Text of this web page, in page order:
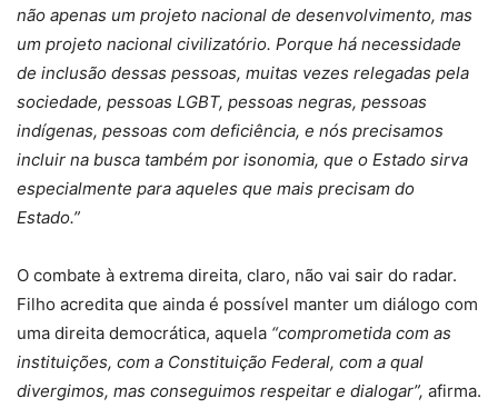
não apenas um projeto nacional de desenvolvimento, mas
um projeto nacional civilizatório. Porque há necessidade
de inclusão dessas pessoas, muitas vezes relegadas pela
sociedade, pessoas LGBT, pessoas negras, pessoas
indígenas, pessoas com deficiência, e nós precisamos
incluir na busca também por isonomia, que o Estado sirva
especialmente para aqueles que mais precisam do
Estado.”
O combate à extrema direita, claro, não vai sair do radar.
Filho acredita que ainda é possível manter um diálogo com
uma direita democrática, aquela “comprometida com as
instituições, com a Constituição Federal, com a qual
divergimos, mas conseguimos respeitar e dialogar”, afirma.